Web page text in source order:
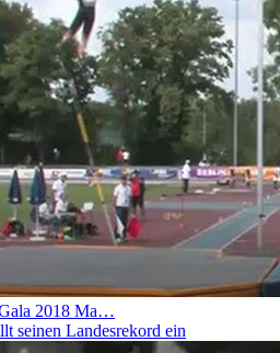
2018 Ma…
seinen Landesrekord ein